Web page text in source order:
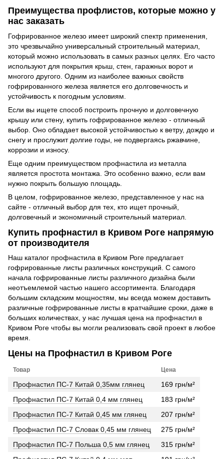
Преимущества профлистов, которые можно у
нас заказать
Гофрированное железо имеет широкий спектр применения,
это чрезвычайно универсальный строительный материал,
который можно использовать в самых разных целях. Его часто
используют для покрытия крыш, стен, гаражных ворот и
многого другого. Одним из наиболее важных свойств
гофрированного железа является его долговечность и
устойчивость к погодным условиям.
Если вы ищете способ построить прочную и долговечную
крышу или стену, купить гофрированное железо - отличный
выбор. Оно обладает высокой устойчивостью к ветру, дождю и
снегу и прослужит долгие годы, не подвергаясь ржавчине,
коррозии и износу.
Еще одним преимуществом профнастила из металла
является простота монтажа. Это особенно важно, если вам
нужно покрыть большую площадь.
В целом, гофрированное железо, представленное у нас на
сайте - отличный выбор для тех, кто ищет прочный,
долговечный и экономичный строительный материал.
Купить профнастил в Кривом Роге напрямую
от производителя
Наш каталог профнастила в Кривом Роге предлагает
гофрированные листы различных конструкций. С самого
начала гофрированные листы различного дизайна были
неотъемлемой частью нашего ассортимента. Благодаря
большим складским мощностям, мы всегда можем доставить
различные гофрированные листы в кратчайшие сроки, даже в
больших количествах, у нас лучшая цена на профнастил в
Кривом Роге чтобы вы могли реализовать свой проект в любое
время.
Цены на Профнастил в Кривом Роге
Товар Цена
Профнастил ПС-7 Китай 0,35мм глянец
169 грн/м²
Профнастил ПС-7 Китай 0,4 мм глянец
183 грн/м²
Профнастил ПС-7 Китай 0,45 мм глянец
207 грн/м²
Профнастил ПС-7 Словак 0,45 мм глянец
275 грн/м²
Профнастил ПС-7 Польша 0,5 мм глянец
315 грн/м²